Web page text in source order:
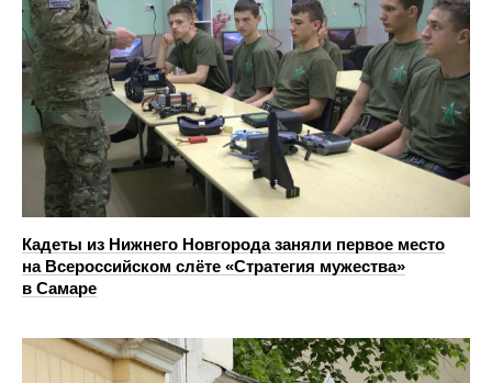
Кадеты из Нижнего Новгорода заняли первое место
на Всероссийском слёте «Стратегия мужества»
в Самаре